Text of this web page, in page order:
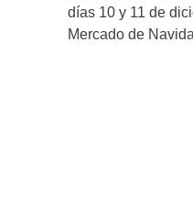
días 10 y 11 de
Mercado de